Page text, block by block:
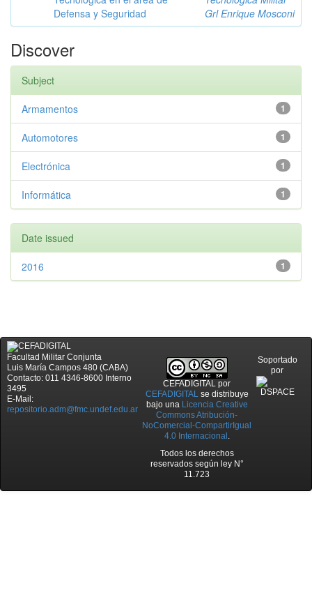
Defensa y Seguridad
Grl Enrique Mosconi
Discover
Subject
1
Armamentos
1
Automotores
1
Electrónica
1
Informática
Date issued
1
2016
Facultad Militar Conjunta
Luis María Campos 480 (CABA)
Contacto: 011 4346-8600 Interno
3495
E-Mail:
repositorio.adm@fmc.undef.edu.ar
CEFADIGITAL por
CEFADIGITALse distribuye
bajo una Licencia Creative
Commons Atribución-
NoComercial-CompartirIgual
4.0 Internacional .
Todos los derechos
reservados según ley N°
11.723
Soportado
por